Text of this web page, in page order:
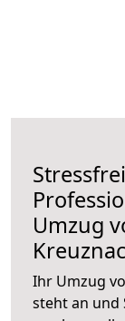
Umzug
Ihr Umzug
steht an und